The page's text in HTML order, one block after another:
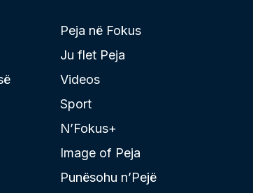
Peja në Fokus
Ju flet Peja
Videos
Sport
N’Fokus+
Image of Peja
Punësohu n’Pejë